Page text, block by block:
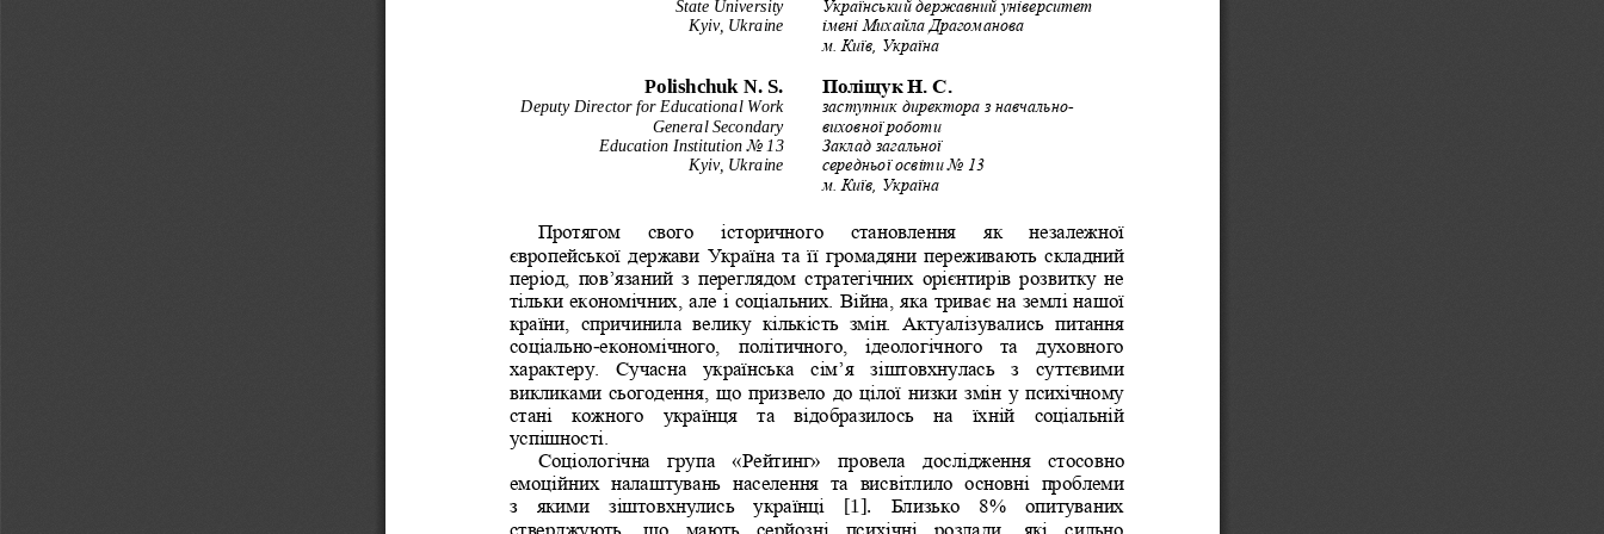
State University
Kyiv, Ukraine
Український державний університет
імені Михайла Драгоманова
м. Київ, Україна
Polishchuk N. S.
Deputy Director for Educational Work
General Secondary
Education Institution No 13
Kyiv, Ukraine
Поліщук Н. С.
заступник директора з навчально-
виховної роботи
Заклад загальної
середньої освіти No 13
м. Київ, Україна
Протягом   свого   історичного   становлення   як   незалежної
європейської держави Україна та її громадяни переживають складний
період,  пов’язаний  з  переглядом  стратегічних  орієнтирів  розвитку  не
тільки економічних, але і соціальних. Війна, яка триває на землі нашої
країни,  спричинила  велику  кількість  змін.  Актуалізувались  питання
соціально-економічного,  політичного,  ідеологічного  та  духовного
характеру.  Сучасна  українська  сім’я  зіштовхнулась  з  суттєвими
викликами сьогодення, що призвело до цілої низки змін у психічному
стані  кожного  українця  та  відобразилось  на  їхній  соціальній
успішності.
Соціологічна  група  «Рейтинг»  провела  дослідження  стосовно
емоційних  налаштувань  населення  та  висвітлило  основні  проблеми
з  якими  зіштовхнулись  українці
[1].
Близько  8%  опитуваних
стверджують,  що  мають  серйозні  психічні  розлади,  які  сильно